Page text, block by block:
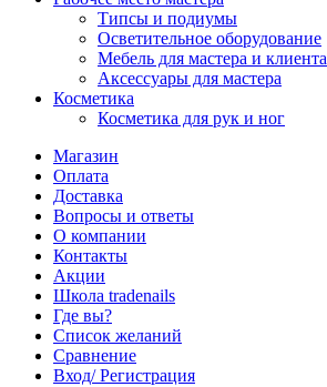
Типсы и подиумы
Осветительное оборудование
Мебель для мастера и клиента
Аксессуары для мастера
Косметика
Косметика для рук и ног
Магазин
Оплата
Доставка
Вопросы и ответы
О компании
Контакты
Акции
Школа tradenails
Где вы?
Список желаний
Сравнение
Вход/ Регистрация